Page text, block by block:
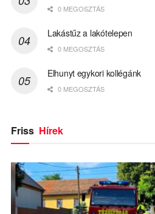
0 MEGOSZTÁS
Lakástűz a lakótelepen
0 MEGOSZTÁS
Elhunyt egykori kollégánk
0 MEGOSZTÁS
Friss Hírek